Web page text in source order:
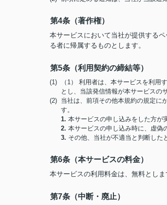
第4条（著作権）
本サービスにおいて当社が提供する
る者に帰属するものとします。
第5条（利用契約の締結等）
(1) （1） 利用者は、本サービスを利用
とし、当該発信情報が本サービスの
(2) 当社は、前項その他本規約の規定に
す。
1. 本サービスの申し込みをした方が
2. 本サービスの申し込み時に、虚偽
3. その他、当社が不適当と判断した
第6条（本サービスの料金）
本サービスの利用料金は、無料としま
第7条（中断・廃止）